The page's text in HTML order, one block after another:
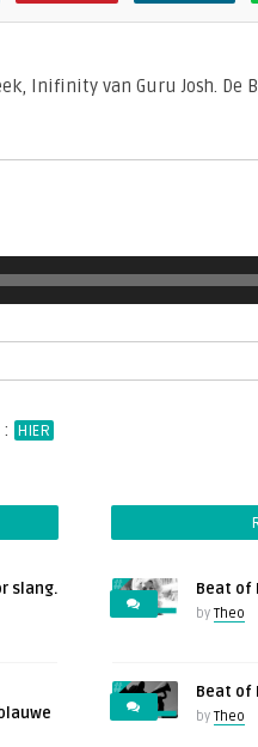
Inifinity van Guru Josh. De
HIER
slang. Beat of
by Theo
Beat of
by Theo